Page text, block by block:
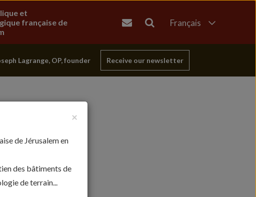
et
française de
Français
العربية
עברית
Lagrange, OP, founder Receive our newsletter
×
de Jérusalem en
des bâtiments de
de terrain...